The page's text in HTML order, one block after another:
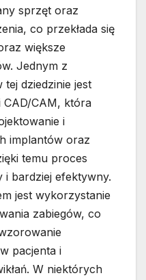
sprzęt oraz
co przekłada się
większe
Jednym z
dziedzinie jest
CAD/CAM, która
i
implantów oraz
temu proces
i bardziej efektywny.
jest wykorzystanie
zabiegów, co
pacjenta i
W niektórych